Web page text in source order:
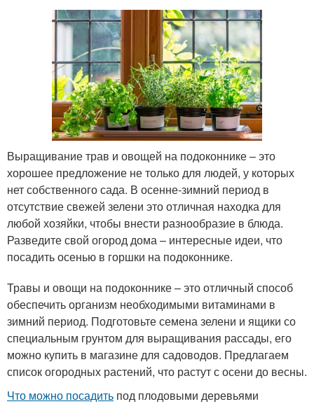
Выращивание трав и овощей на подоконнике – это
хорошее предложение не только для людей, у которых
нет собственного сада. В осенне-зимний период в
отсутствие свежей зелени это отличная находка для
любой хозяйки, чтобы внести разнообразие в блюда.
Разведите свой огород дома – интересные идеи, что
посадить осенью в горшки на подоконнике.
Травы и овощи на подоконнике – это отличный способ
обеспечить организм необходимыми витаминами в
зимний период. Подготовьте семена зелени и ящики со
специальным грунтом для выращивания рассады, его
можно купить в магазине для садоводов. Предлагаем
список огородных растений, что растут с осени до весны.
Что можно посадить под плодовыми деревьями